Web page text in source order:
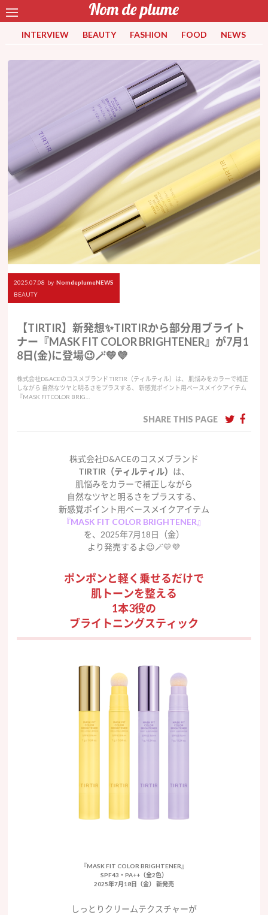
INTERVIEW BEAUTY FASHION FOOD NEWS
2025.07.08 by NomdeplumeNEWS
BEAUTY
【TIRTIR】新発想✨TIRTIRから部分用ブライト
ナー『MASK FIT COLOR BRIGHTENER』が7月1
8日(金)に登場😉🪄💛💜
株式会社D&ACEのコスメブランド TIRTIR（ティルティル）は、 肌悩みをカラーで補正
しながら 自然なツヤと明るさをプラスする、 新感覚ポイント用ベースメイクアイテム
『MASK FIT COLOR BRIG…
SHARE THIS PAGE
株式会社D&ACEのコスメブランド
TIRTIR（ティルティル） は、
肌悩みをカラーで補正しながら
自然なツヤと明るさをプラスする、
新感覚ポイント用ベースメイクアイテム
『MASK FIT COLOR BRIGHTENER』
を、2025年7月18日（金）
より発売するよ😉🪄💛💜
ポンポンと軽く乗せるだけで
肌トーンを整える
1本3役の
ブライトニングスティック
『MASK FIT COLOR BRIGHTENER』
SPF43・PA++（全2色）
2025年7月18日（金） 新発売
しっとりクリームテクスチャーが